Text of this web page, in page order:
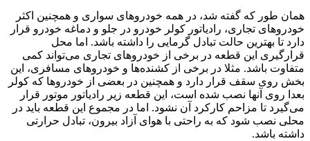
همان طور که گفته شد، در همه خودروهای سواری و همچنین اکثر
خودروهای تجاری، رادیاتور کولر خودرو در جلو و دماغه خودرو قرار
دارد تا بهترین حالت تبادل گرمایی را داشته باشد. اما محل
قرارگیری این قطعه در برخی از خودروهای تجاری می‌تواند کمی
متفاوت باشد. مثلا در برخی از کشنده‌ها و خودروهای مسافری، این
بخش روی سقف قرار دارد و همچنین در بعضی از خودروها که کولر
بعدا روی آنها نصب شده است، این قطعه زیر رادیاتور موتور قرار
می‌گیرد تا مزاحم کارکرد آن نشود. اما در مجموع این قطعه باید در
محلی نصب شود که به راحتی با هوای آزاد بیرون، تبادل حرارتی
داشته باشد.